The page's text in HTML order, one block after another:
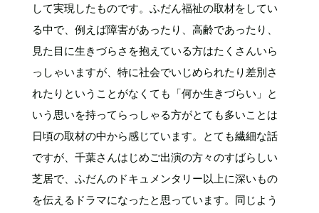
して実現したものです。ふだん福祉の取材をしてい
る中で、例えば障害があったり、高齢であったり、
見た目に生きづらさを抱えている方はたくさんいら
っしゃいますが、特に社会でいじめられたり差別さ
れたりということがなくても「何か生きづらい」と
いう思いを持ってらっしゃる方がとても多いことは
日頃の取材の中から感じています。とても繊細な話
ですが、千葉さんはじめご出演の方々のすばらしい
芝居で、ふだんのドキュメンタリー以上に深いもの
を伝えるドラマになったと思っています。同じよう